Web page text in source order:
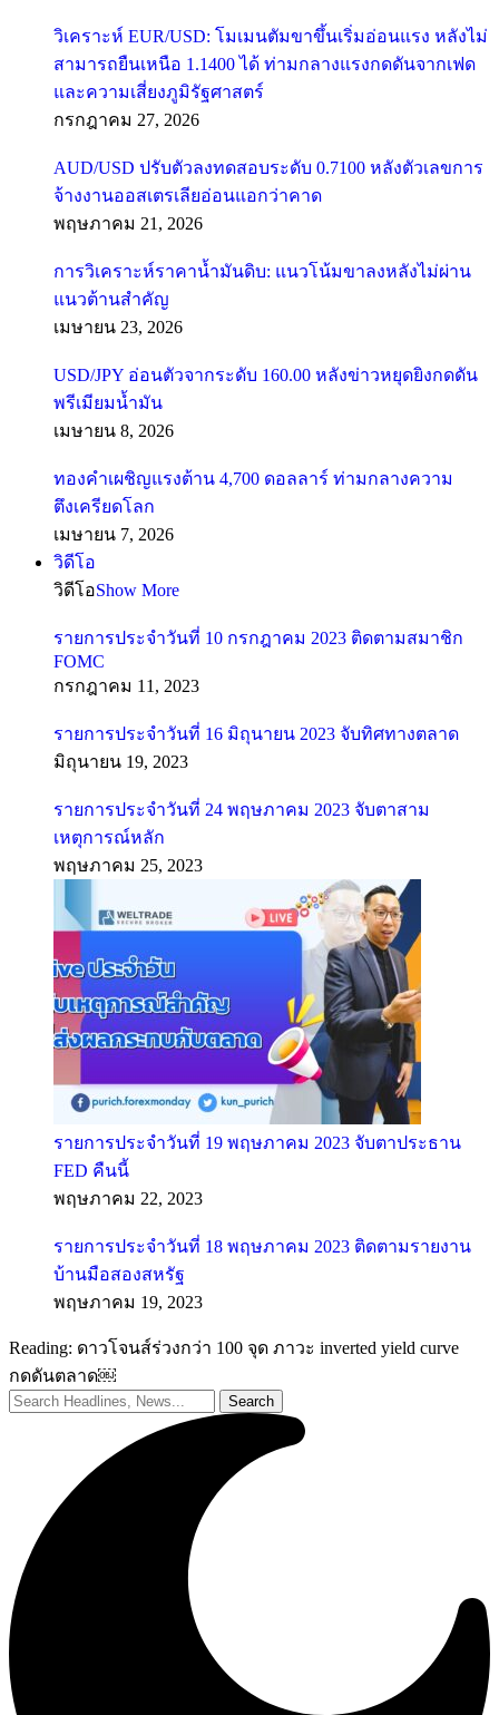
วิเคราะห์ EUR/USD: โมเมนตัมขาขึ้นเริ่มอ่อนแรง หลังไม่
สามารถยืนเหนือ 1.1400 ได้ ท่ามกลางแรงกดดันจากเฟด
และความเสี่ยงภูมิรัฐศาสตร์
กรกฎาคม 27, 2026
AUD/USD ปรับตัวลงทดสอบระดับ 0.7100 หลังตัวเลขการ
จ้างงานออสเตรเลียอ่อนแอกว่าคาด
พฤษภาคม 21, 2026
การวิเคราะห์ราคาน้ำมันดิบ: แนวโน้มขาลงหลังไม่ผ่าน
แนวต้านสำคัญ
เมษายน 23, 2026
USD/JPY อ่อนตัวจากระดับ 160.00 หลังข่าวหยุดยิงกดดัน
พรีเมียมน้ำมัน
เมษายน 8, 2026
ทองคำเผชิญแรงต้าน 4,700 ดอลลาร์ ท่ามกลางความ
ตึงเครียดโลก
เมษายน 7, 2026
วิดีโอ
วิดีโอShow More
รายการประจำวันที่ 10 กรกฎาคม 2023 ติดตามสมาชิก
FOMC
กรกฎาคม 11, 2023
รายการประจำวันที่ 16 มิถุนายน 2023 จับทิศทางตลาด
มิถุนายน 19, 2023
รายการประจำวันที่ 24 พฤษภาคม 2023 จับตาสาม
เหตุการณ์หลัก
พฤษภาคม 25, 2023
รายการประจำวันที่ 19 พฤษภาคม 2023 จับตาประธาน
FED คืนนี้
พฤษภาคม 22, 2023
รายการประจำวันที่ 18 พฤษภาคม 2023 ติดตามรายงาน
บ้านมือสองสหรัฐ
พฤษภาคม 19, 2023
Reading: ดาวโจนส์ร่วงกว่า 100 จุด ภาวะ inverted yield curve
กดดันตลาด￼